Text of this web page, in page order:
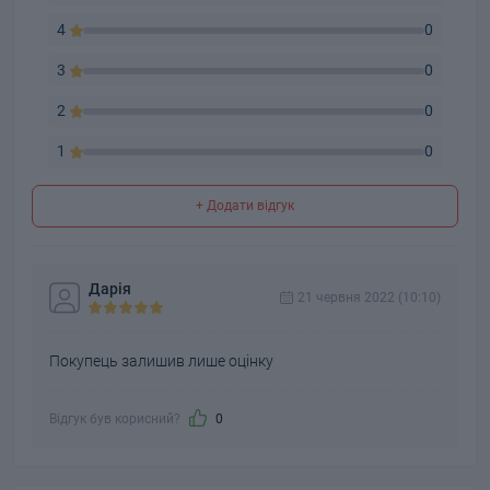
4 0
3 0
2 0
1 0
+ Додати відгук
Дарія 21 червня 2022 (10:10)
Покупець залишив лише оцінку
Відгук був корисний? 0